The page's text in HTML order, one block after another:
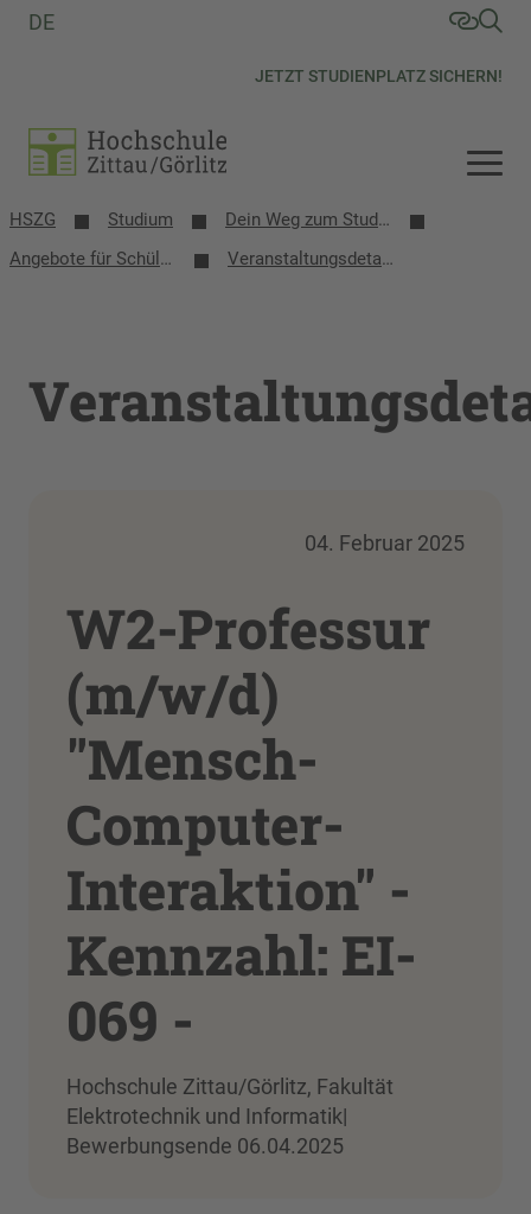
JETZT STUDIENPLATZ SICHERN!
DE
HSZG Studium
Dein Weg zum Studium
Angebote für Schülerinnen, Schüler und Schulen
Veranstaltungsdetails
04. Februar 2025
W2-Professur
(m/w/d)
"Mensch-
Computer-
Interaktion" -
Kennzahl: EI-
069 -
Hochschule Zittau/Görlitz, Fakultät
Elektrotechnik und Informatik|
Bewerbungsende 06.04.2025